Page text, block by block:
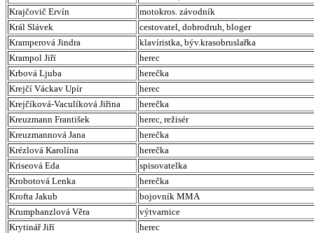
Krajčovič Ervín
motokros. závodník
Král Slávek
cestovatel, dobrodruh, bloger
Kramperová Jindra
klavíristka, býv.krasobruslařka
Krampol Jiří
herec
Krbová Ljuba
herečka
Krejčí Váckav Upír
herec
Krejčíková-Vaculíková Jiřina
herečka
Kreuzmann František
herec, režisér
Kreuzmannová Jana
herečka
Krézlová Karolína
herečka
Kriseová Eda
spisovatelka
Krobotová Lenka
herečka
Krofta Jakub
bojovník MMA
Krumphanzlová Věra
výtvarnice
Krytinář Jiří
herec